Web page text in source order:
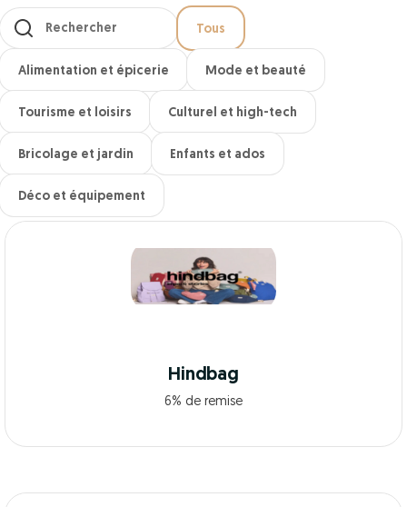
Les résultats se mettent à jour au fur et à mesure de votre
Tous
Alimentation et épicerie Mode et beauté
Tourisme et loisirs Culturel et high-tech
Bricolage et jardin Enfants et ados
Déco et équipement
Hindbag
6% de remise